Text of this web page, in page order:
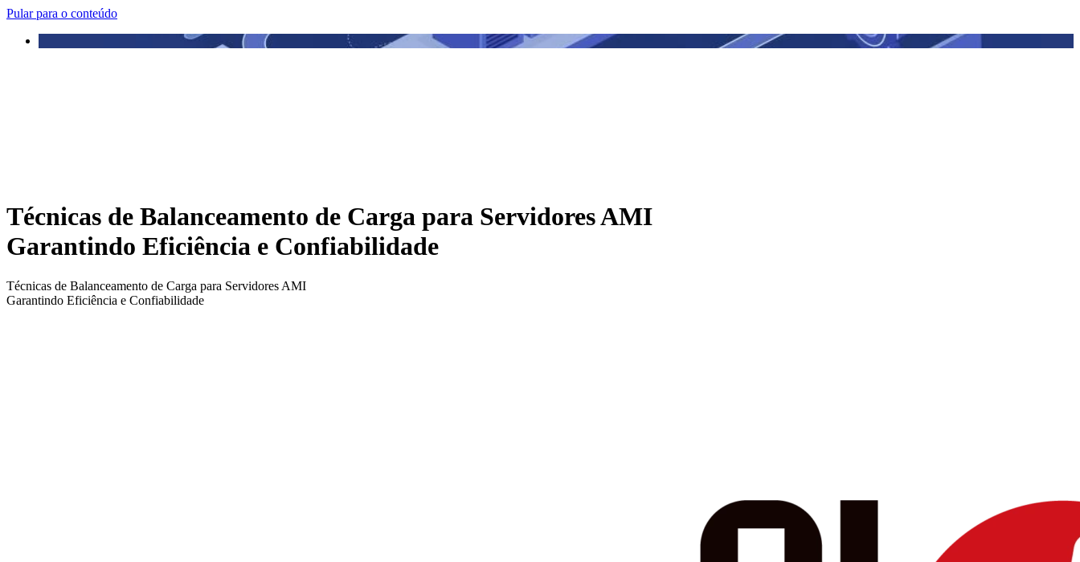
Pular para o conteúdo
Técnicas de Balanceamento de Carga para Servidores AMI
Garantindo Eficiência e Confiabilidade
Técnicas de Balanceamento de Carga para Servidores AMI
Garantindo Eficiência e Confiabilidade